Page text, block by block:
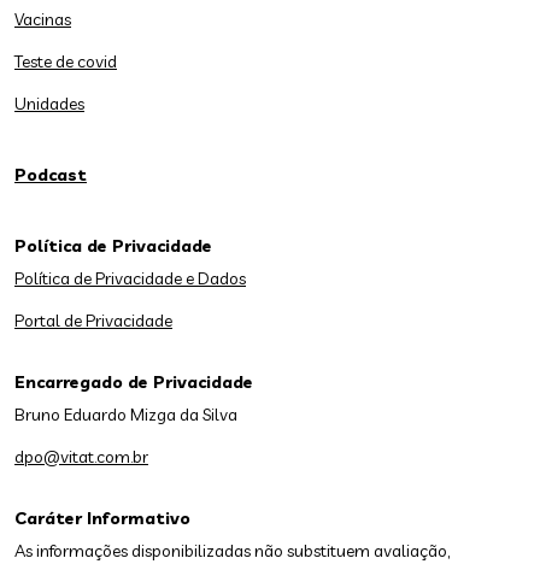
Vacinas
Teste de covid
Unidades
Podcast
Caráter Informativo
As informações disponibilizadas não substituem avaliação,
Política de Privacidade
Política de Privacidade e Dados
Portal de Privacidade
Encarregado de Privacidade
Bruno Eduardo Mizga da Silva
dpo@vitat.com.br